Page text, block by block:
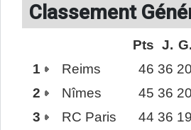
Classement
Pts J. G.
1
Reims 46 36 20
2
Nîmes 45 36 20
3
RC Paris 44 36 19